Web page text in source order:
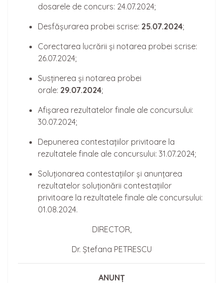
dosarele de concurs: 24.07.2024;
Desfășurarea probei scrise: 25.07.2024;
Corectarea lucrării și notarea probei scrise:
26.07.2024;
Susținerea și notarea probei
orale: 29.07.2024;
Afișarea rezultatelor finale ale concursului:
30.07.2024;
Depunerea contestațiilor privitoare la
rezultatele finale ale concursului: 31.07.2024;
Soluționarea contestațiilor și anunțarea
rezultatelor soluționării contestațiilor
privitoare la rezultatele finale ale concursului:
01.08.2024.
DIRECTOR,
Dr. Ștefana PETRESCU
ANUNȚ